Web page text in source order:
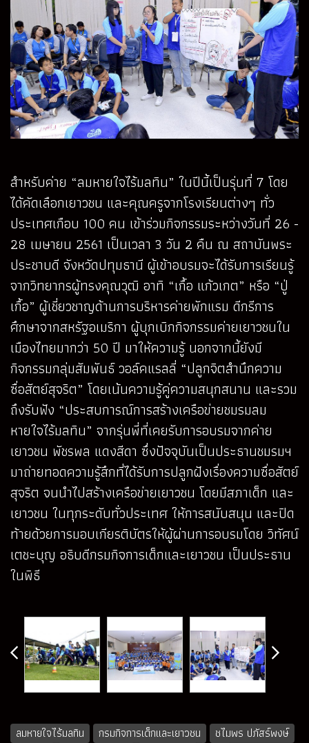
สำหรับค่าย “ลมหายใจไร้มลทิน” ในปีนี้เป็นรุ่นที่ 7 โดย
ได้คัดเลือกเยาวชน และคุณครูจากโรงเรียนต่างๆ ทั่ว
ประเทศเกือบ 100 คน เข้าร่วมกิจกรรมระหว่างวันที่ 26 -
28 เมษายน 2561 เป็นเวลา 3 วัน 2 คืน ณ สถาบันพระ
ประชาบดี จังหวัดปทุมธานี ผู้เข้าอบรมจะได้รับการเรียนรู้
จากวิทยากรผู้ทรงคุณวุฒิ อาทิ “เกื้อ แก้วเกต” หรือ “ปู่
เกื้อ” ผู้เชี่ยวชาญด้านการบริหารค่ายพักแรม ดีกรีการ
ศึกษาจากสหรัฐอเมริกา ผู้บุกเบิกกิจกรรมค่ายเยาวชนใน
เมืองไทยมากว่า 50 ปี มาให้ความรู้ นอกจากนี้ยังมี
กิจกรรมกลุ่มสัมพันธ์ วอล์คแรลลี่ “ปลูกจิตสำนึกความ
ซื่อสัตย์สุจริต” โดยเน้นความรู้คู่ความสนุกสนาน และรวม
ถึงรับฟัง “ประสบการณ์การสร้างเครือข่ายชมรมลม
หายใจไร้มลทิน” จากรุ่นพี่ที่เคยรับการอบรมจากค่าย
เยาวชน พัชรพล แดงสีดา ซึ่งปัจจุบันเป็นประธานชมรมฯ
มาถ่ายทอดความรู้สึกที่ได้รับการปลูกฝังเรื่องความซื่อสัตย์
สุจริต จนนำไปสร้างเครือข่ายเยาวชน โดยมีสภาเด็ก และ
เยาวชน ในทุกระดับทั่วประเทศ ให้การสนับสนุน และปิด
ท้ายด้วยการมอบเกียรติบัตรให้ผู้ผ่านการอบรมโดย วิทัศน์
เตชะบุญ อธิบดีกรมกิจการเด็กและเยาวชน เป็นประธาน
ในพิธี
ลมหายใจไร้มลทิน กรมกิจการเด็กและเยาวชน
ชไมพร ปภัสร์พงษ์